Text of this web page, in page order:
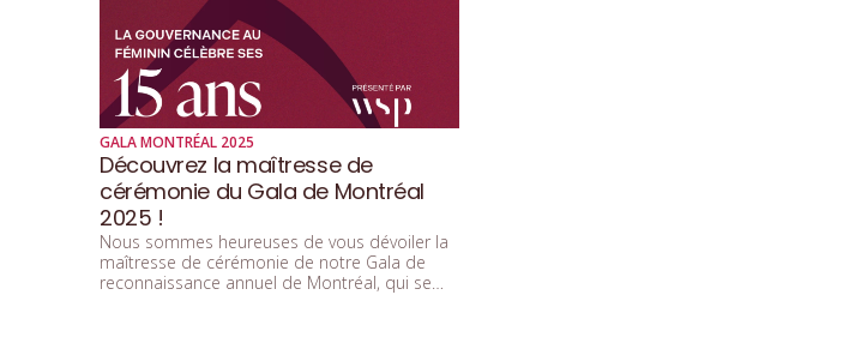
GALA MONTRÉAL 2025
Découvrez la maîtresse de
cérémonie du Gala de Montréal
2025 !
Nous sommes heureuses de vous dévoiler la
maîtresse de cérémonie de notre Gala de
reconnaissance annuel de Montréal, qui se